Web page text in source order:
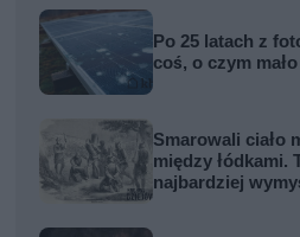
Po 25 latach z
coś, o czym
Smarowali ciało
między łódkami.
najbardziej